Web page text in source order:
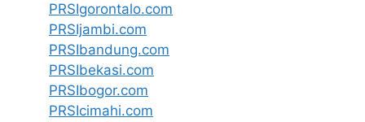
PRSIgorontalo.com
PRSIjambi.com
PRSIbandung.com
PRSIbekasi.com
PRSIbogor.com
PRSIcimahi.com